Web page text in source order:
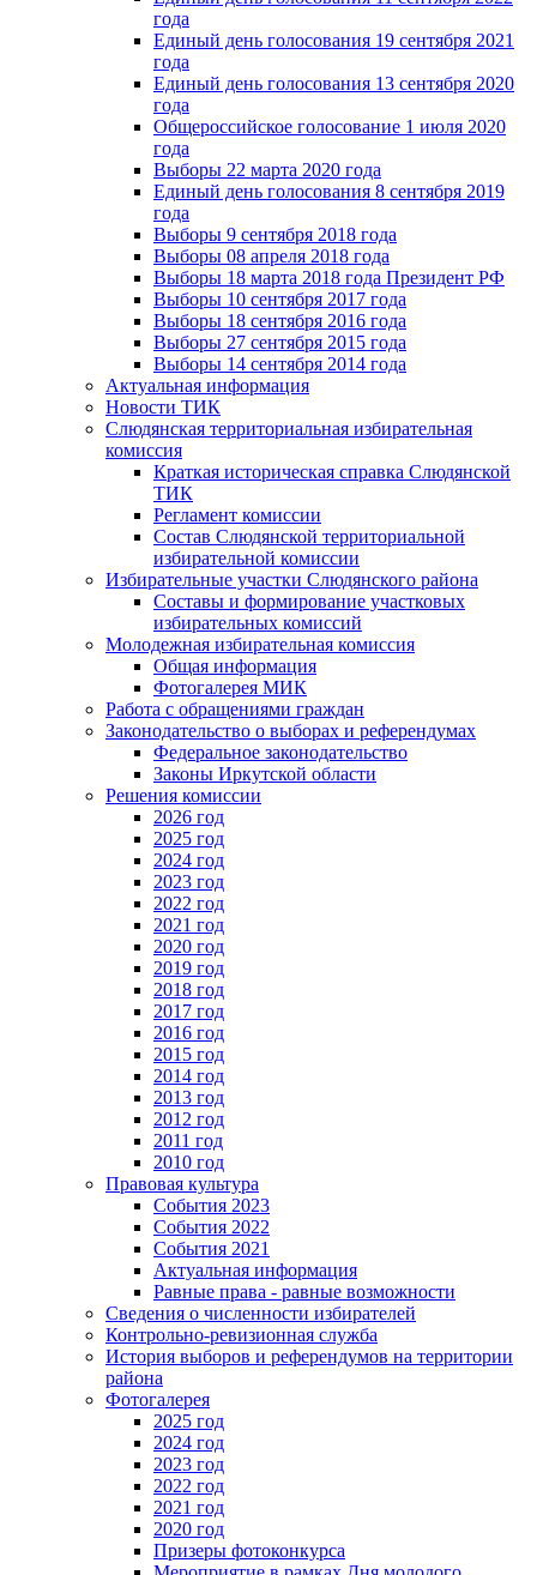
года
Единый день голосования 19 сентября 2021
года
Единый день голосования 13 сентября 2020
года
Общероссийское голосование 1 июля 2020
года
Выборы 22 марта 2020 года
Единый день голосования 8 сентября 2019
года
Выборы 9 сентября 2018 года
Выборы 08 апреля 2018 года
Выборы 18 марта 2018 года Президент РФ
Выборы 10 сентября 2017 года
Выборы 18 сентября 2016 года
Выборы 27 сентября 2015 года
Выборы 14 сентября 2014 года
Актуальная информация
Новости ТИК
Слюдянская территориальная избирательная
комиссия
Краткая историческая справка Слюдянской
ТИК
Регламент комиссии
Состав Слюдянской территориальной
избирательной комиссии
Избирательные участки Слюдянского района
Составы и формирование участковых
избирательных комиссий
Молодежная избирательная комиссия
Общая информация
Фотогалерея МИК
Работа с обращениями граждан
Законодательство о выборах и референдумах
Федеральное законодательство
Законы Иркутской области
Решения комиссии
2026 год
2025 год
2024 год
2023 год
2022 год
2021 год
2020 год
2019 год
2018 год
2017 год
2016 год
2015 год
2014 год
2013 год
2012 год
2011 год
2010 год
Правовая культура
События 2023
События 2022
События 2021
Актуальная информация
Равные права - равные возможности
Сведения о численности избирателей
Контрольно-ревизионная служба
История выборов и референдумов на территории
района
Фотогалерея
2025 год
2024 год
2023 год
2022 год
2021 год
2020 год
Призеры фотоконкурса